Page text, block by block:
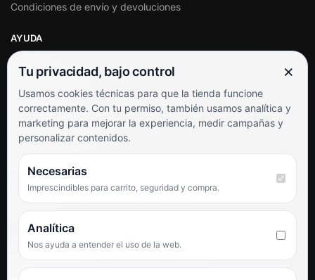
Condiciones de envío y devoluciones
AYUDA
Soporte al cliente
Contacto
Términos y condiciones
Preguntas frecuentes
SÍGUENOS
Facebook
TikTok
PUNTUACIÓN DE 4,6 SOBRE 5 EN GOOGLE
Tu privacidad, bajo control ×
Usamos cookies técnicas para que la tienda funcione
correctamente. Con tu permiso, también usamos analítica y
marketing para mejorar la experiencia, medir campañas y
personalizar contenidos.
Necesarias
Imprescindibles para carrito, seguridad y compra.
Analítica
Nos ayuda a entender el uso de la web.